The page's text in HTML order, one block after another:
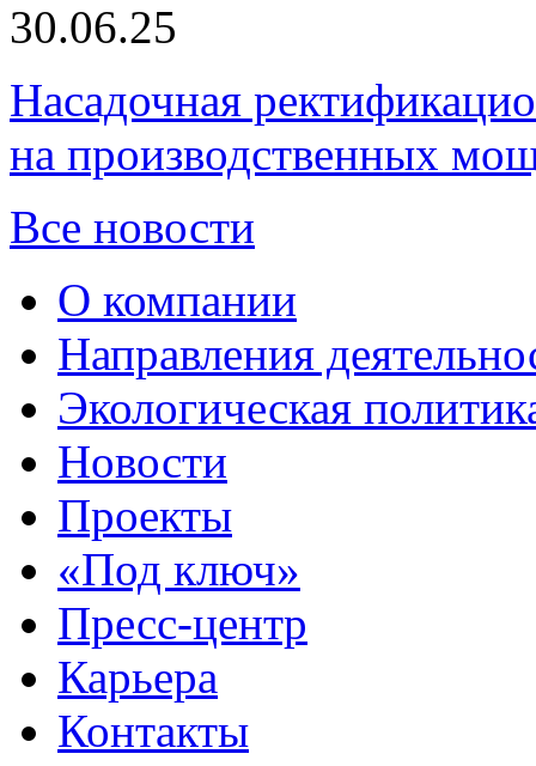
30.06.25
Насадочная
на производственных
Все новости
О компании
Направления
Экологическая
Новости
Проекты
«Под ключ»
Пресс-центр
Карьера
Контакты